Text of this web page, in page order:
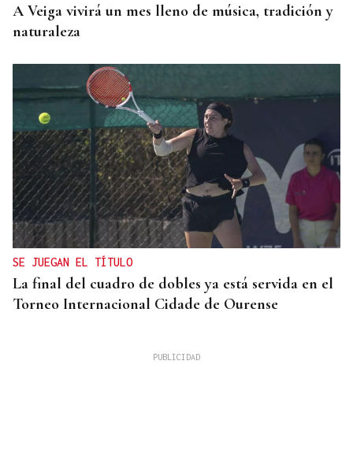
A Veiga vivirá un mes lleno de música, tradición y
naturaleza
SE JUEGAN EL TÍTULO
La final del cuadro de dobles ya está servida en el
Torneo Internacional Cidade de Ourense